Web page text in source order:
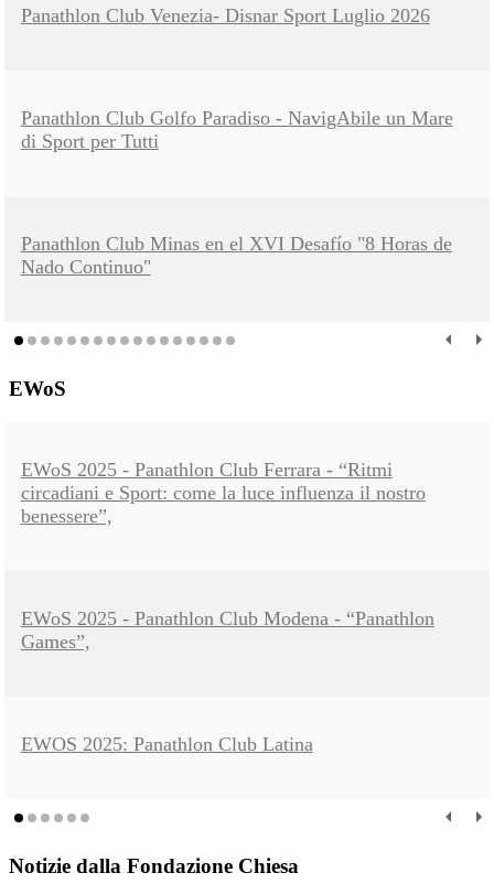
Panathlon Club Venezia- Disnar Sport Luglio 2026
Panathlon Club Golfo Paradiso - NavigAbile un Mare
di Sport per Tutti
Panathlon Club Minas en el XVI Desafío "8 Horas de
Nado Continuo"
EWoS
EWoS 2025 - Panathlon Club Ferrara - “Ritmi
circadiani e Sport: come la luce influenza il nostro
benessere”,
EWoS 2025 - Panathlon Club Modena - “Panathlon
Games”,
EWOS 2025: Panathlon Club Latina
Notizie dalla Fondazione Chiesa